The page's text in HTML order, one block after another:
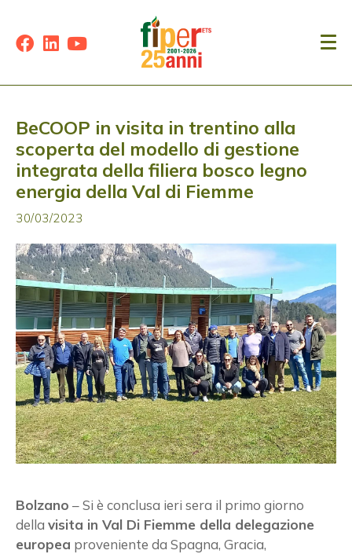
BeCOOP in visita in trentino alla
scoperta del modello di gestione
integrata della filiera bosco legno
energia della Val di Fiemme
30/03/2023
Bolzano – Si è conclusa ieri sera il primo giorno
dellavisita in Val Di Fiemme della delegazione
europea proveniente da Spagna, Gracia,